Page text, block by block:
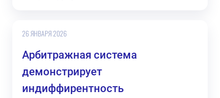
26 ЯНВАРЯ 2026
Арбитражная система
демонстрирует
индиффирентность